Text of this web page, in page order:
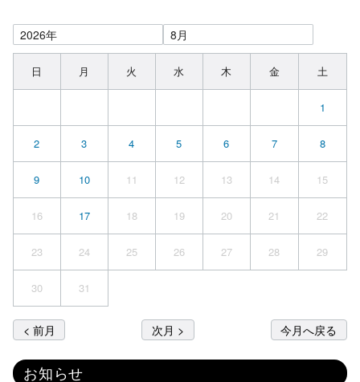
日 月 火 水 木 金 土
1
2 3 4 5 6 7 8
9 10 11 12 13 14 15
16 17 18 19 20 21 22
23 24 25 26 27 28 29
30 31
< 前月 次月 > 今月へ戻る
お知らせ